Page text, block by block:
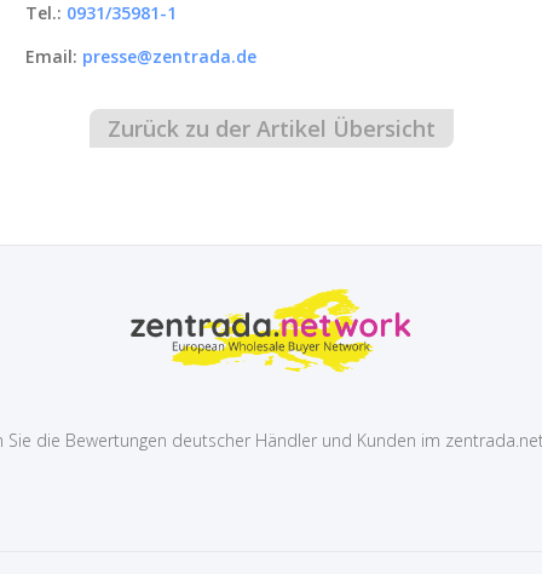
Tel.: 0931/35981-1
Email: presse@zentrada.de
Zurück zu der Artikel Übersicht
Sie die Bewertungen deutscher Händler und Kunden im